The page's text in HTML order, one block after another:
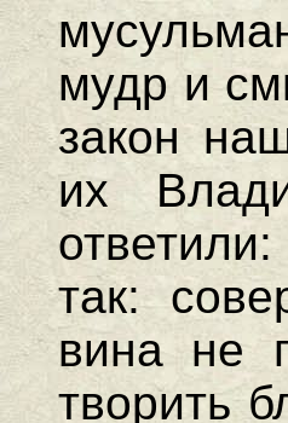
мудр и
закон
их
так:
вина не
творить